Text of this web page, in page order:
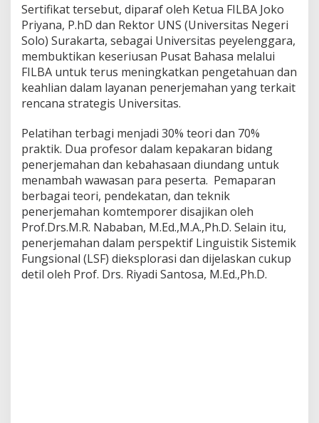
Sertifikat tersebut, diparaf oleh Ketua FILBA Joko
Priyana, P.hD dan Rektor UNS (Universitas Negeri
Solo) Surakarta, sebagai Universitas peyelenggara,
membuktikan keseriusan Pusat Bahasa melalui
FILBA untuk terus meningkatkan pengetahuan dan
keahlian dalam layanan penerjemahan yang terkait
rencana strategis Universitas.
Pelatihan terbagi menjadi 30% teori dan 70%
praktik. Dua profesor dalam kepakaran bidang
penerjemahan dan kebahasaan diundang untuk
menambah wawasan para peserta. Pemaparan
berbagai teori, pendekatan, dan teknik
penerjemahan komtemporer disajikan oleh
Prof.Drs.M.R. Nababan, M.Ed.,M.A.,Ph.D. Selain itu,
penerjemahan dalam perspektif Linguistik Sistemik
Fungsional (LSF) dieksplorasi dan dijelaskan cukup
detil oleh Prof. Drs. Riyadi Santosa, M.Ed.,Ph.D.